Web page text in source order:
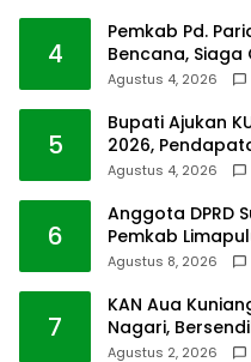
4
Pemkab Pd.
Bencana, Siaga
Agustus 4, 2026
5
Bupati Ajukan
2026,
Agustus 4, 2026
6
Anggota DPRD
Pemkab
Agustus 8, 2026
7
KAN Aua
Nagari,
Agustus 2, 2026